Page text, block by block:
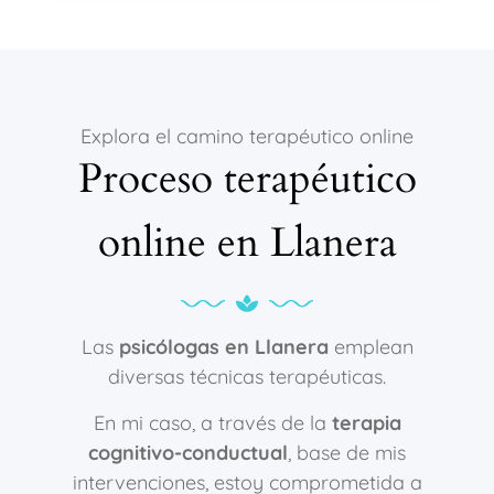
Explora el camino terapéutico online
Proceso terapéutico
online en Llanera
Las psicólogas en Llanera emplean
diversas técnicas terapéuticas.
En mi caso, a través de la terapia
cognitivo-conductual, base de mis
intervenciones, estoy comprometida a